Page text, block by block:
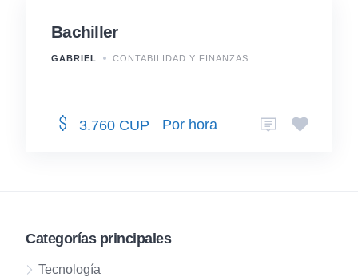
Bachiller
GABRIEL CONTABILIDAD Y FINANZAS
3.760 CUP Por hora
Categorías principales
Tecnología